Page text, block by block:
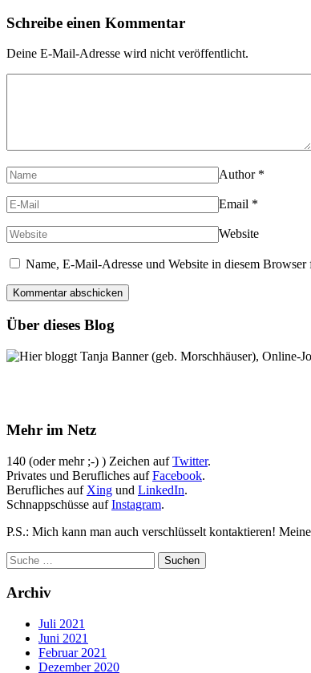
Schreibe einen Kommentar
Deine E-Mail-Adresse wird nicht veröffentlicht.
Author *
Email *
Website
Name, E-Mail-Adresse und Website in diesem
Über dieses Blog
Hier bloggt Tanja Banner (geb. Morschhäuser), Online-
Mehr im Netz
140 (oder mehr ;-) ) Zeichen aufTwitter.
Privates und Berufliches aufFacebook.
Berufliches auf Xing und LinkedIn.
Schnappschüsse aufInstagram.
P.S.: Mich kann man auch verschlüsselt kontaktieren!
Archiv
Juli 2021
Juni 2021
Februar 2021
Dezember 2020